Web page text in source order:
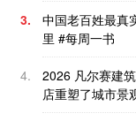
3.
中国老百姓最真
里 #每周一书
4.
2026 凡尔赛建
店重塑了城市景